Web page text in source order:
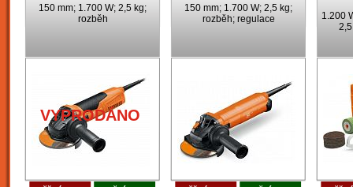
150 mm; 1.700 W; 2,5 kg;
rozběh
VYPRODÁNO
150 mm; 1.700 W; 2,5 kg;
rozběh; regulace
1.200